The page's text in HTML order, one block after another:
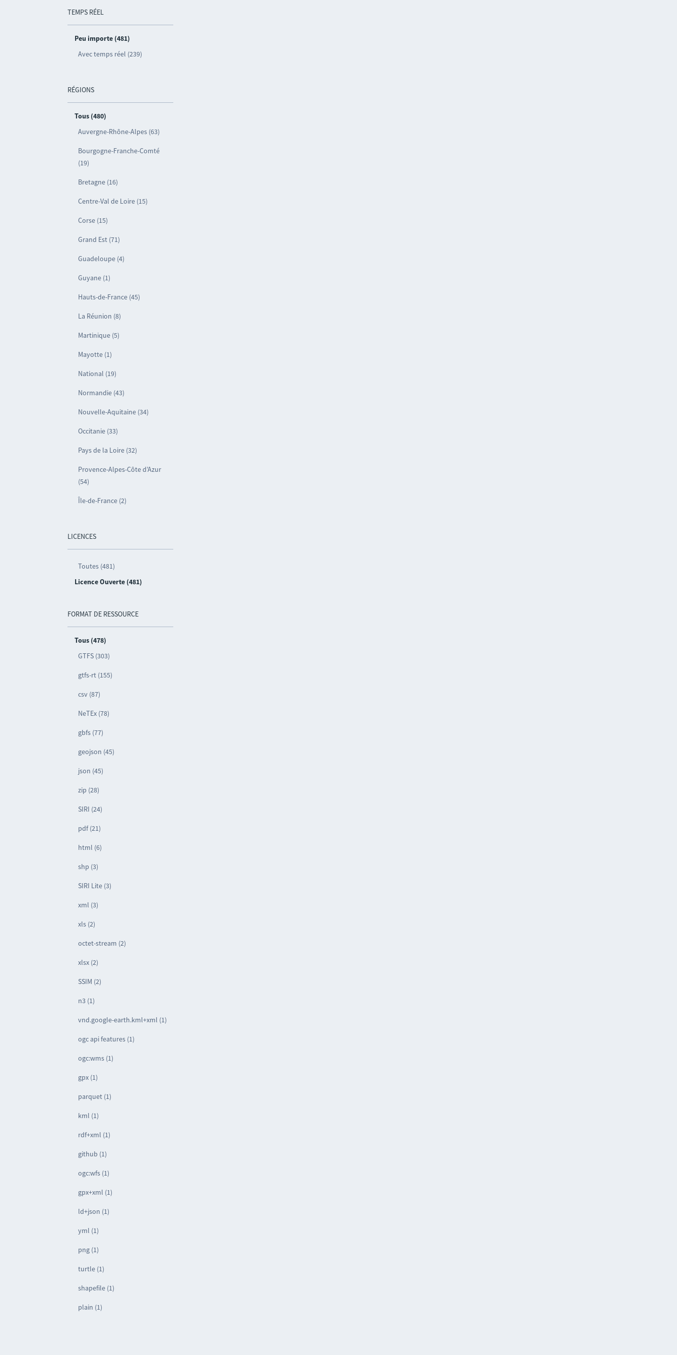
TEMPS RÉEL
Peu importe (481)
Avec temps réel (239)
RÉGIONS
Tous (480)
Auvergne-Rhône-Alpes (63)
Bourgogne-Franche-Comté
(19)
Bretagne (16)
Centre-Val de Loire (15)
Corse (15)
Grand Est (71)
Guadeloupe (4)
Guyane (1)
Hauts-de-France (45)
La Réunion (8)
Martinique (5)
Mayotte (1)
National (19)
Normandie (43)
Nouvelle-Aquitaine (34)
Occitanie (33)
Pays de la Loire (32)
Provence-Alpes-Côte d’Azur
(54)
Île-de-France (2)
LICENCES
Toutes (481)
Licence Ouverte (481)
FORMAT DE RESSOURCE
Tous (478)
GTFS (303)
gtfs-rt (155)
csv (87)
NeTEx (78)
gbfs (77)
geojson (45)
json (45)
zip (28)
SIRI (24)
pdf (21)
html (6)
shp (3)
SIRI Lite (3)
xml (3)
xls (2)
octet-stream (2)
xlsx (2)
SSIM (2)
n3 (1)
vnd.google-earth.kml+xml (1)
ogc api features (1)
ogc:wms (1)
gpx (1)
parquet (1)
kml (1)
rdf+xml (1)
github (1)
ogc:wfs (1)
gpx+xml (1)
ld+json (1)
yml (1)
png (1)
turtle (1)
shapefile (1)
plain (1)